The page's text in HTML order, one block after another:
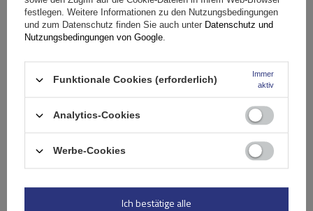
auf der Straße zu meistern.
Montageanleitung für Inter Pack Schneeketten:
festlegen. Weitere Informationen zu den Nutzungsbedingungen
und zum Datenschutz finden Sie auch unter Datenschutz und
Nutzungsbedingungen von Google.
Funktionale Cookies (erforderlich)
Immer
aktiv
Analytics-Cookies
Werbe-Cookies
Ich bestätige alle